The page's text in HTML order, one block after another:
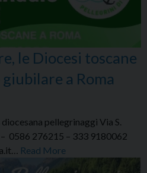
le Diocesi toscane
a Roma
pellegrinaggi Via S.
0586 276215 – 333 9180062
Read More